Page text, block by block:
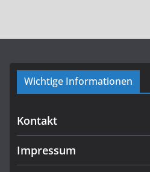
Wichtige Informationen
Kontakt
Impressum